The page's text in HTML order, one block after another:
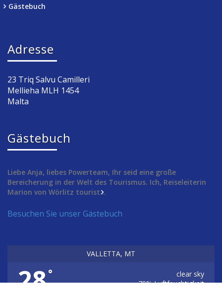
Gästebuch
Adresse
23 Triq Salvu Camilleri
Mellieha MLH 1454
Malta
Gästebuch
Liebe Anja, liebes Powerteam, Ihr seid eine große
Bereicherung in der Welt des Tourismus. Ich, Reiseleiterin
Marion von Wörlitz tourist...
Besuchen Sie unser Gästebuch
VALLETTA, MT
28°
clear sky
79% Luftfeuchtigkeit